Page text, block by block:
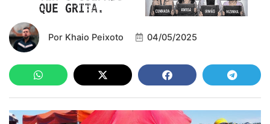
Por Khaio Peixoto 04/05/2025